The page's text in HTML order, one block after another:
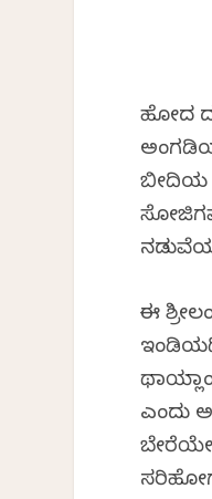
ಹೋದ
ಬೀದಿಯ
ಈ
ಎಂದು
ಬೇರೆಯೇ